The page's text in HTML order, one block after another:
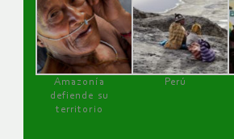
Amazonía
defiende su
territorio
Perú